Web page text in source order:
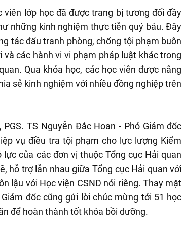
lớp học đã được trang bị tương đối đầy
những kinh nghiệm thực tiễn quý báu. Đây
tác đấu tranh phòng, chống tội phạm buôn
và các hành vi vi phạm pháp luật khác trong
Qua khóa học, các học viên được nâng
sẻ kinh nghiệm với nhiều đồng nghiệp trên
TS Nguyễn Đắc Hoan - Phó Giám đốc
vụ điều tra tội phạm cho lực lượng Kiểm
của các đơn vị thuộc Tổng cục Hải quan
hỗ trợ lẫn nhau giữa Tổng cục Hải quan với
lậu với Học viện CSND nói riêng. Thay mặt
đốc cũng gửi lời chúc mừng tới 51 học
để hoàn thành tốt khóa bồi dưỡng.